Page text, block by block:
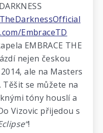
EmbraceTD
EMBRACE THE
nejen českou
ale na Masters
se můžete na
tóny houslí a
Vizovic přijedou s
!